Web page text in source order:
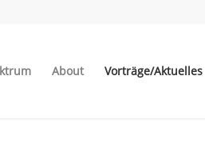
About Vorträge/Aktuelles